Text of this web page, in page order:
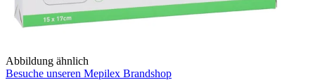
Abbildung ähnlich
Besuche unseren Mepilex Brandshop